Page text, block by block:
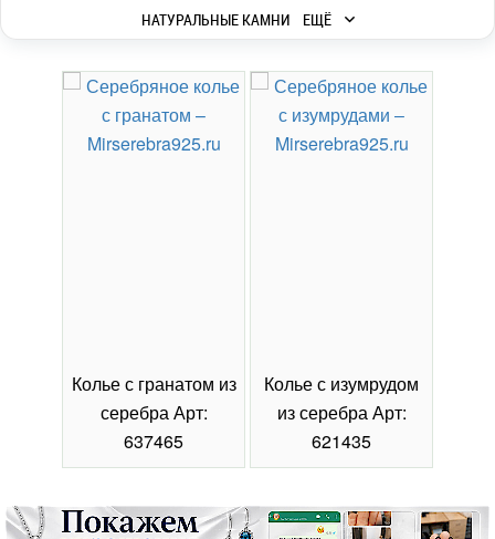
НАТУРАЛЬНЫЕ КАМНИ
ЕЩЁ
Колье с гранатом из
серебра Арт:
637465
Колье с изумрудом
из серебра Арт:
621435